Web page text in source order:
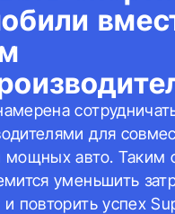
для
мощных авто. Таким
уменьшить
и повторить успех